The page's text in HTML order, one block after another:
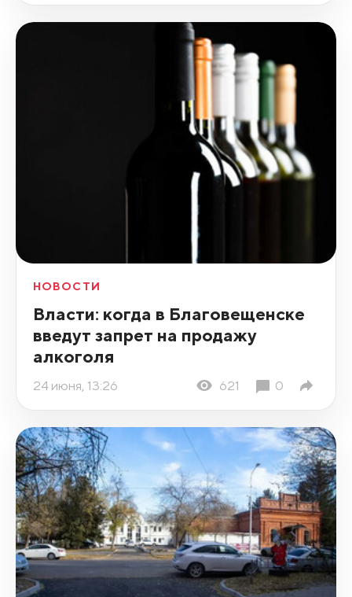
НОВОСТИ
Власти: когда в Благовещенске
введут запрет на продажу
алкоголя
24 июня, 13:26 621 0